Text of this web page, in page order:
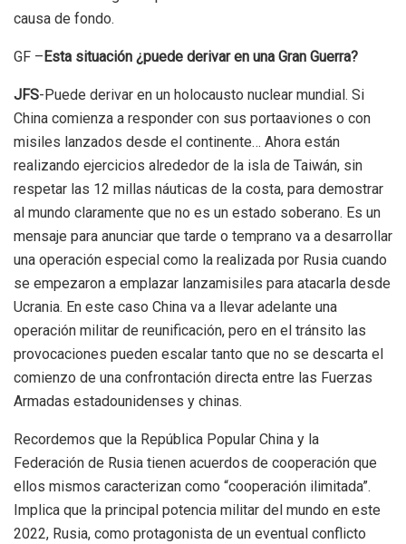
causa de fondo.
GF –Esta situación ¿puede derivar en una Gran Guerra?
JFS-Puede derivar en un holocausto nuclear mundial. Si
China comienza a responder con sus portaaviones o con
misiles lanzados desde el continente… Ahora están
realizando ejercicios alrededor de la isla de Taiwán, sin
respetar las 12 millas náuticas de la costa, para demostrar
al mundo claramente que no es un estado soberano. Es un
mensaje para anunciar que tarde o temprano va a desarrollar
una operación especial como la realizada por Rusia cuando
se empezaron a emplazar lanzamisiles para atacarla desde
Ucrania. En este caso China va a llevar adelante una
operación militar de reunificación, pero en el tránsito las
provocaciones pueden escalar tanto que no se descarta el
comienzo de una confrontación directa entre las Fuerzas
Armadas estadounidenses y chinas.
Recordemos que la República Popular China y la
Federación de Rusia tienen acuerdos de cooperación que
ellos mismos caracterizan como “cooperación ilimitada”.
Implica que la principal potencia militar del mundo en este
2022, Rusia, como protagonista de un eventual conflicto